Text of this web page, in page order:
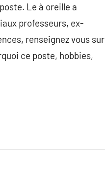
Le à oreille a
professeurs, ex-
renseignez vous sur
ce poste, hobbies,